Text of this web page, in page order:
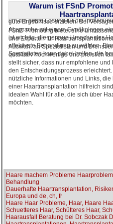
professionelles Zweithaarstudio kann
passenden Haarersatzes helfen. Es
um die beste Lösung für die
Auswahl. Eine häufige Methode ist
die lokal auf die Kopfhaut
gute Ergebnisse erzielen. Bei
Absprache mit einem Gynäkologen
ist wichtig, die genaue Ursache des
effektivste Behandlung zu wählen.
Spezialisten kann dabei helfen, die
Warum ist FSnD
FSnD Promoting bietet eine
und Experten für
Auswahl an Spezialisten und
qualitativ hochwertige und preislich
stellt sicher, dass nur empfohlene
den Entscheidungsprozess
nützliche Informationen und Links,
einer Haartransplantation hilfreich
idealen Wahl für alle, die sich über
möchten.
Haare machem Probleme
Behandlung
Dauerhafte Haartransplantation,
Europa und de, ch, fr
Haare Haar Probleme, Haar, Haare
Schuetteres Haar, Schütteres Haar,
Haarausfall Beratung bei Dr. Sobczak